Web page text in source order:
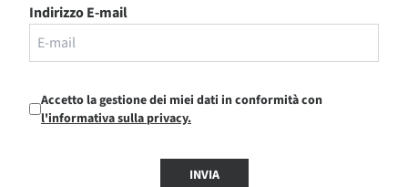
Indirizzo E-mail
Accetto la gestione dei miei dati in conformità con
l'informativa sulla privacy.
INVIA